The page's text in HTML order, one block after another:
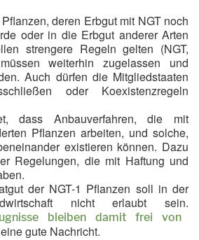
deren Erbgut mit NGT noch
oder in die Erbgut anderer Arten
strengere Regeln gelten (NGT,
weiterhin zugelassen und
Auch dürfen die Mitgliedstaaten
oder Koexistenzregeln
dass Anbauverfahren, die mit
Pflanzen arbeiten, und solche,
existieren können. Dazu
Regelungen, die mit Haftung und
der NGT-1 Pflanzen soll in der
nicht erlaubt sein.
bleiben damit frei von
gute Nachricht.